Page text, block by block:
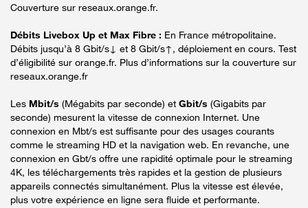
Couverture sur reseaux.orange.fr.
Débits Livebox Up et Max Fibre : En France métropolitaine.
Débits jusqu’à 8 Gbit/s↓ et 8 Gbit/s↑, déploiement en cours. Test
d’éligibilité sur orange.fr. Plus d’informations sur la couverture sur
reseaux.orange.fr
Les Mbit/s (Mégabits par seconde) et Gbit/s (Gigabits par
seconde) mesurent la vitesse de connexion Internet. Une
connexion en Mbt/s est suffisante pour des usages courants
comme le streaming HD et la navigation web. En revanche, une
connexion en Gbt/s offre une rapidité optimale pour le streaming
4K, les téléchargements très rapides et la gestion de plusieurs
appareils connectés simultanément. Plus la vitesse est élevée,
plus votre expérience en ligne sera fluide et performante.